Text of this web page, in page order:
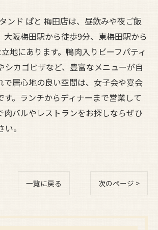
ンド ぱと 梅田店は、昼飲みや夜ご飯
大阪梅田駅から徒歩9分、東梅田駅から
地にあります。鴨肉入りビーフパティ
シカゴピザなど、豊富なメニューが自
で居心地の良い空間は、女子会や宴会
す。ランチからディナーまで営業して
肉バルやレストランをお探しならぜひ
。
一覧に戻る 次のページ >